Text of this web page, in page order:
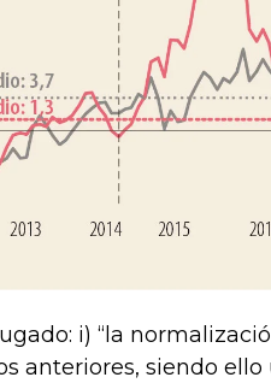
i) “la
anteriores, siendo